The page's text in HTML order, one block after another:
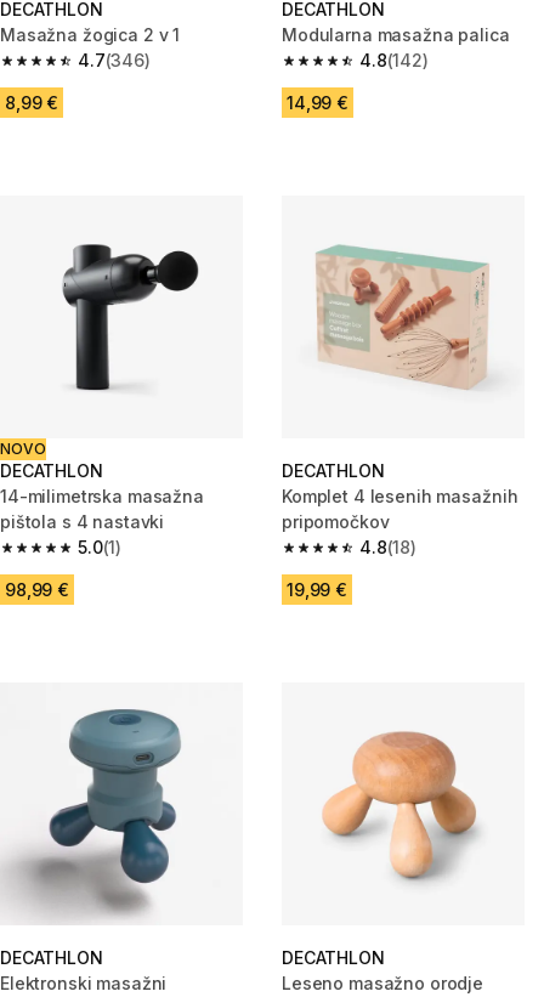
DECATHLON
Masažna žogica 2 v 1
4.7
4.7 od 5 zvezdic from 346 ocene
(346)
8,99 €
DECATHLON
Modularna masažna palica
4.8
4.8 od 5 zvezdic from 142
(142)
14,99 €
NOVO
DECATHLON
14-milimetrska masažna
pištola s 4 nastavki
5.0
5.0 od 5 zvezdic from 1 ocene
(1)
98,99 €
DECATHLON
Komplet 4 lesenih masažnih
pripomočkov
4.8
4.8 od 5 zvezdic from 18 ocene
(18)
19,99 €
DECATHLON
Elektronski masažni
DECATHLON
Leseno masažno orodje